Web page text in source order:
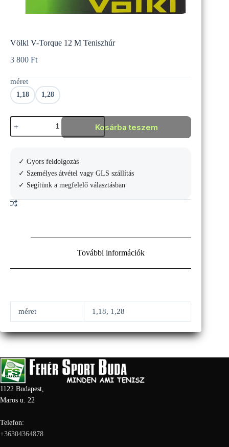
Völkl V-Torque 12 M Teniszhúr
3 800 Ft
méret
1,18 1,28
Völkl
V-
Torque
Teniszhúr
mennyiség
Kosárba teszem
✓ Gyors feldolgozás
✓ Személyes átvétel vagy GLS szállítás
✓ Segítünk a megfelelő választásban
További információk
méret 1,18, 1,28
1122 Budapest,
Maros u. 22
Telefon:
+36304364878